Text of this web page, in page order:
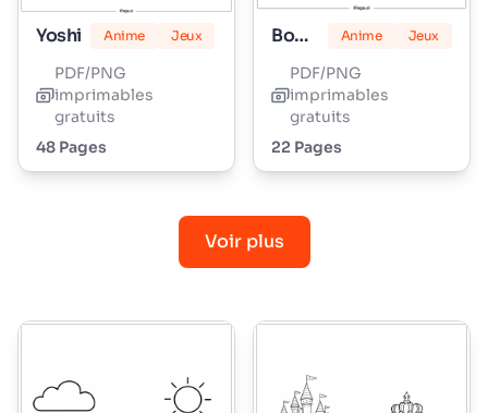
Yoshi Anime Jeux
PDF/PNG
imprimables
gratuits
48 Pages
Bowser Anime Jeux
PDF/PNG
imprimables
gratuits
22 Pages
Voir plus